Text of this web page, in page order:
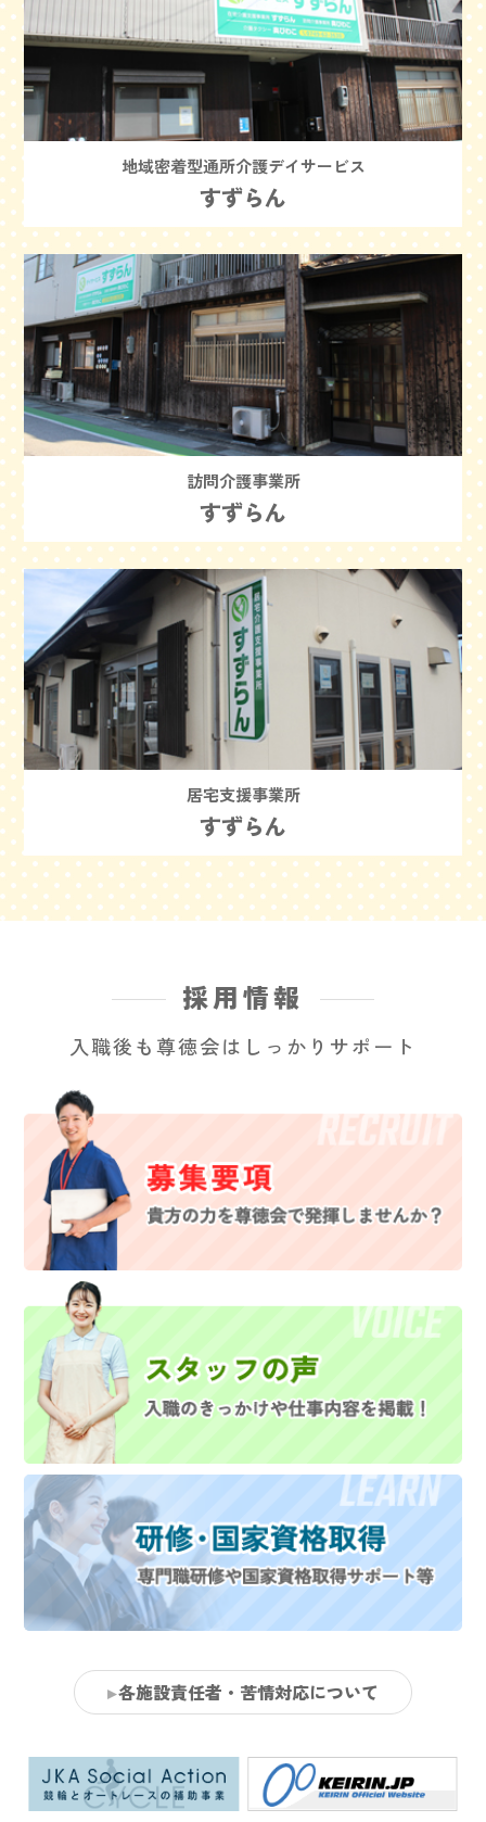
地域密着型通所介護デイサービス
すずらん
訪問介護事業所
すずらん
居宅支援事業所
すずらん
採用情報
入職後も尊徳会はしっかりサポート
各施設責任者・苦情対応について